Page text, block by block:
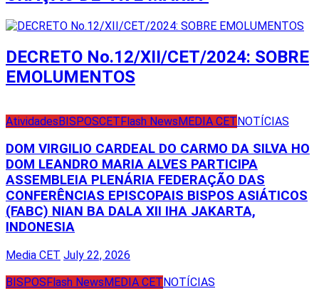
DECRETO No.12/XII/CET/2024: SOBRE
EMOLUMENTOS
AtividadesBISPOSCETFlash NewsMEDIA CETNOTÍCIAS
DOM VIRGILIO CARDEAL DO CARMO DA SILVA HO
DOM LEANDRO MARIA ALVES PARTICIPA
ASSEMBLEIA PLENÁRIA FEDERAÇÃO DAS
CONFERÊNCIAS EPISCOPAIS BISPOS ASIÁTICOS
(FABC) NIAN BA DALA XII IHA JAKARTA,
INDONESIA
Media CET July 22, 2026
BISPOSFlash NewsMEDIA CETNOTÍCIAS